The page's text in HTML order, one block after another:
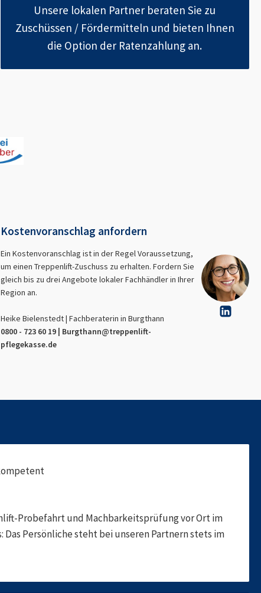
Unsere lokalen Partner beraten Sie zu
Zuschüssen / Fördermitteln und bieten Ihnen
die Option der Ratenzahlung an.
Kostenvoranschlag anfordern
Ein Kostenvoranschlag ist in der Regel Voraussetzung,
um einen Treppenlift-Zuschuss zu erhalten. Fordern Sie
gleich bis zu drei Angebote lokaler Fachhändler in Ihrer
Region an.
Heike Bielenstedt | Fachberaterin in Burgthann
0800 - 723 60 19 | Burgthann@treppenlift-
pflegekasse.de
Probefahrt und Machbarkeitsprüfung vor Ort im
Das Persönliche steht bei unseren Partnern stets im